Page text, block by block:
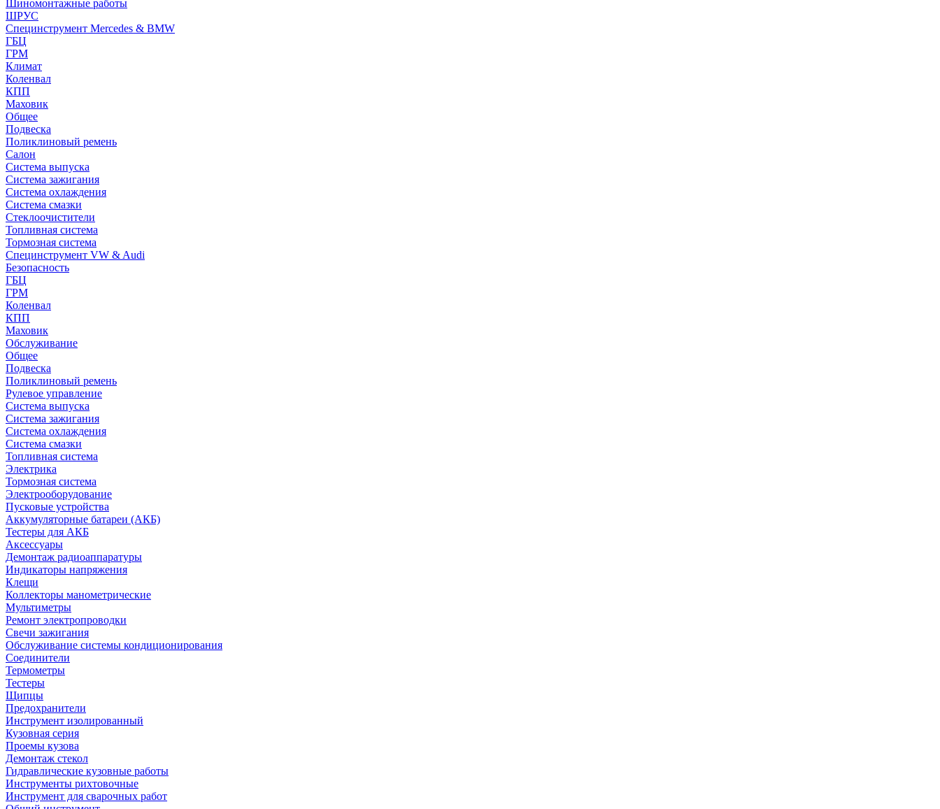
Шиномонтажные работы
ШРУС
Специнструмент Mercedes & BMW
ГБЦ
ГРМ
Климат
Коленвал
КПП
Маховик
Общее
Подвеска
Поликлиновый ремень
Салон
Система выпуска
Система зажигания
Система охлаждения
Система смазки
Стеклоочистители
Топливная система
Тормозная система
Специнструмент VW & Audi
Безопасность
ГБЦ
ГРМ
Коленвал
КПП
Маховик
Обслуживание
Общее
Подвеска
Поликлиновый ремень
Рулевое управление
Система выпуска
Система зажигания
Система охлаждения
Система смазки
Топливная система
Электрика
Тормозная система
Электрооборудование
Пусковые устройства
Аккумуляторные батареи (АКБ)
Тестеры для АКБ
Аксессуары
Демонтаж радиоаппаратуры
Индикаторы напряжения
Клещи
Коллекторы манометрические
Мультиметры
Ремонт электропроводки
Свечи зажигания
Обслуживание системы кондиционирования
Соединители
Термометры
Тестеры
Щипцы
Предохранители
Инструмент изолированный
Кузовная серия
Проемы кузова
Демонтаж стекол
Гидравлические кузовные работы
Инструменты рихтовочные
Инструмент для сварочных работ